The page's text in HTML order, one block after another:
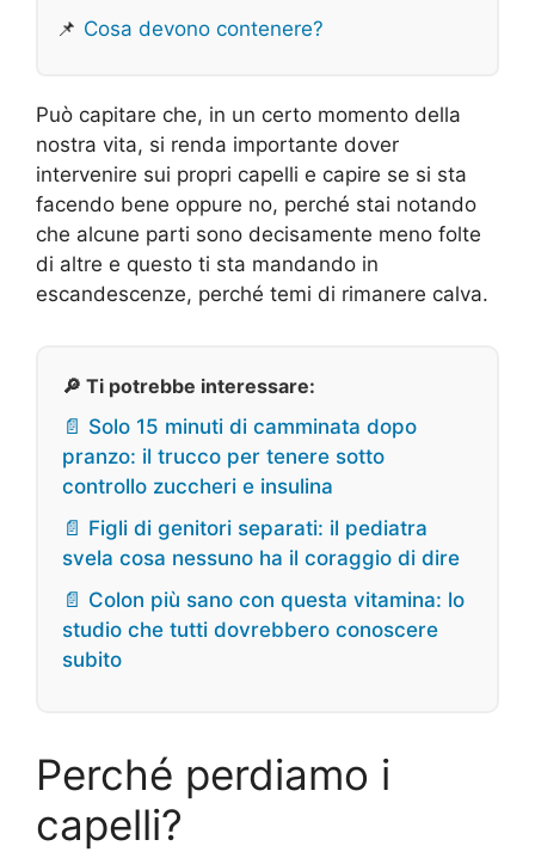
📌 Cosa devono contenere?
Può capitare che, in un certo momento della
nostra vita, si renda importante dover
intervenire sui propri capelli e capire se si sta
facendo bene oppure no, perché stai notando
che alcune parti sono decisamente meno folte
di altre e questo ti sta mandando in
escandescenze, perché temi di rimanere calva.
🔎 Ti potrebbe interessare:
📄 Solo 15 minuti di camminata dopo
pranzo: il trucco per tenere sotto
controllo zuccheri e insulina
📄 Figli di genitori separati: il pediatra
svela cosa nessuno ha il coraggio di dire
📄 Colon più sano con questa vitamina: lo
studio che tutti dovrebbero conoscere
subito
Perché perdiamo i
capelli?